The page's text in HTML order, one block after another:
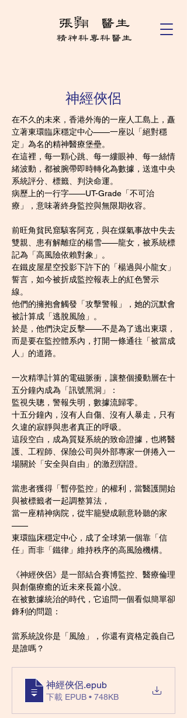
神經俠侶
在不久的未來，香港外海的一座人工島上，矗
立著東環臨床穩定中心——一座以「絕對穩
定」為名的精神醫療堡壘。
在這裡，每一顆心跳、每一縷眼神、每一絲情
緒波動，都被腕帶即時轉化為數據，送進中央
系統評分、標籤、判決命運。
病歷上的一行字——UT-Grade「不可治
療」，意味著終身監控與無限期收容。
前旺角貧民窟駭客阿克，與在煤氣事故中失去
雙親、患有解離症的楊雪——龍女，被系統標
記為「高風險依賴對象」。
在鐵皮屋星空投影下許下的「楊過與小龍女」
誓言，如今被折成監控報表上的紅色警示
線。
他們的擁抱會觸發「攻擊警報」，她的沉默會
被計算成「逃脫風險」。
於是，他們決定反擊——不是為了逃出東環，
而是要在監控體系內，打開一條通往「被當成
人」的道路。
一次精準計算的電磁脈衝，讓整個擾動層在十
五分鐘內成為「訊號黑洞」：
監視失聰，警報失明，數據流歸零。
十五分鐘內，沒有人自傷、沒有人暴走，只有
久違的寂靜與患者真正的呼吸。
這段空白，成為質疑系統的致命證據，也將醫
護、工程師、保險公司與外部專家一併捲入一
場關於「安全與自由」的激烈辯證。
當患者獲得「暫停監控」的權利，當醫護開始
與被標籤者一起調整算法，
當一座精神病院，從牢籠變成願意聆聽的家
——
東環臨床穩定中心，成了全球第一個靠「信
任」而非「鐵律」維持秩序的高風險機構。
《神經俠侶》是一部結合賽博監控、醫療倫理
與創傷療癒的近未來長篇小說。
在被數據統治的時代，它追問一個看似簡單卻
鋒利的問題：
當系統說你是「風險」，你還有資格定義自己
是誰嗎？
神經俠侶.epub
下載 EPUB • 748KB